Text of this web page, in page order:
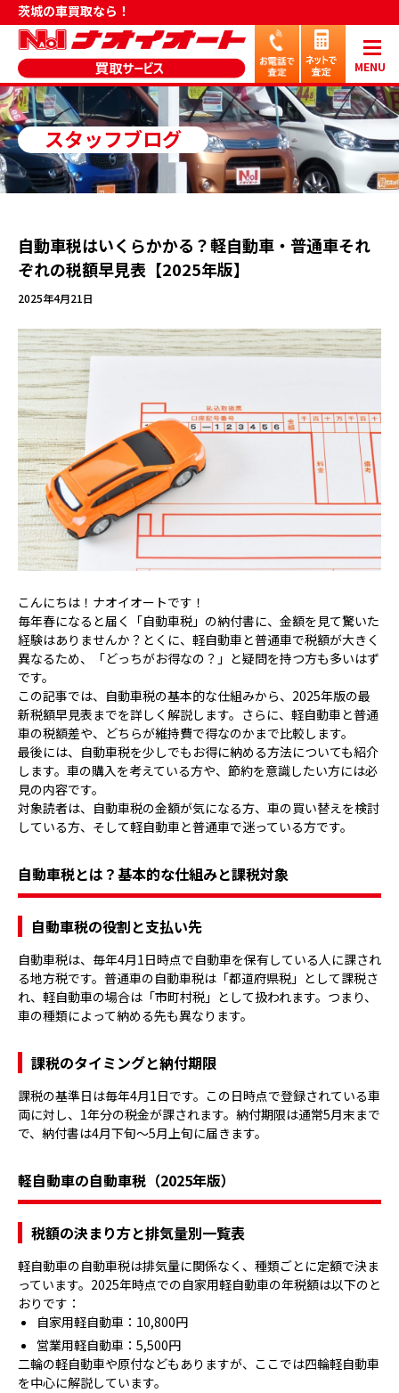
茨城の車買取なら！
MENU
スタッフブログ
自動車税はいくらかかる？軽自動車・普通車それ
ぞれの税額早見表【2025年版】
2025年4月21日
こんにちは！ナオイオートです！
毎年春になると届く「自動車税」の納付書に、金額を見て驚いた
経験はありませんか？とくに、軽自動車と普通車で税額が大きく
異なるため、「どっちがお得なの？」と疑問を持つ方も多いはず
です。
この記事では、自動車税の基本的な仕組みから、2025年版の最
新税額早見表までを詳しく解説します。さらに、軽自動車と普通
車の税額差や、どちらが維持費で得なのかまで比較します。
最後には、自動車税を少しでもお得に納める方法についても紹介
します。車の購入を考えている方や、節約を意識したい方には必
見の内容です。
対象読者は、自動車税の金額が気になる方、車の買い替えを検討
している方、そして軽自動車と普通車で迷っている方です。
自動車税とは？基本的な仕組みと課税対象
自動車税の役割と支払い先
自動車税は、毎年4月1日時点で自動車を保有している人に課され
る地方税です。普通車の自動車税は「都道府県税」として課税さ
れ、軽自動車の場合は「市町村税」として扱われます。つまり、
車の種類によって納める先も異なります。
課税のタイミングと納付期限
課税の基準日は毎年4月1日です。この日時点で登録されている車
両に対し、1年分の税金が課されます。納付期限は通常5月末まで
で、納付書は4月下旬〜5月上旬に届きます。
軽自動車の自動車税（2025年版）
税額の決まり方と排気量別一覧表
軽自動車の自動車税は排気量に関係なく、種類ごとに定額で決ま
っています。2025年時点での自家用軽自動車の年税額は以下のと
おりです：
自家用軽自動車：10,800円
営業用軽自動車：5,500円
二輪の軽自動車や原付などもありますが、ここでは四輪軽自動車
を中心に解説しています。